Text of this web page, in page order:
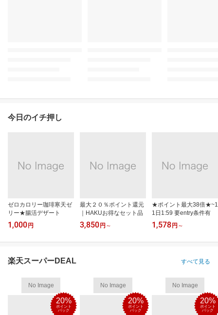
今日のイチ押し
ゼロカロリー珈琲寒天ゼ
リー★腸活デザート
1,000 円
最大２０％ポイント還元
｜HAKUお得なセット品
3,850 円 ～
★ポイント最大38倍★~1
1日1:59 要entry条件有
1,578 円 ～
楽天スーパーDEAL すべて見る
No Image
20%
ポイント
バック
No Image
20%
ポイント
バック
No Image
20%
ポイント
バック